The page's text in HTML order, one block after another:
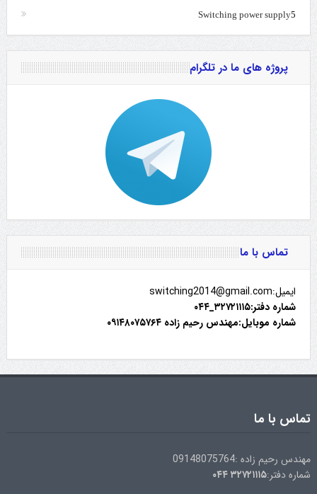
Switching power supply5
پروژه های ما در تلگرام
تماس با ما
ایمیل:switching2014@gmail.com
شماره دفتر:۳۲۷۲۱۱۱۵_۰۴۴
شماره موبایل:مهندس رحیم زاده ۰۹۱۴۸۰۷۵۷۶۴
تماس با ما
مهندس رحیم زاده :09148075764
شماره دفتر:۳۲۷۲۱۱۱۵۰۴۴